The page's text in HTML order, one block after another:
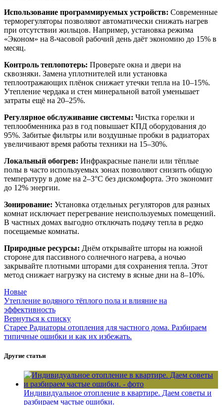
Использование программируемых устройств: Современные
терморегуляторы позволяют автоматически снижать нагрев
при отсутствии жильцов. Например, установка режима
«Эконом» на 8-часовой рабочий день даёт экономию до 15% в
месяц.
Контроль теплопотерь: Проверьте окна и двери на
сквозняки. Замена уплотнителей или установка
теплоотражающих плёнок снижает утечки тепла на 10–15%.
Утепление чердака и стен минеральной ватой уменьшает
затраты ещё на 20–25%.
Регулярное обслуживание системы: Чистка горелки и
теплообменника раз в год повышает КПД оборудования до
95%. Забитые фильтры или воздушные пробки в радиаторах
увеличивают время работы техники на 15–30%.
Локальный обогрев: Инфракрасные панели или тёплые
полы в часто используемых зонах позволяют снизить общую
температуру в доме на 2–3°C без дискомфорта. Это экономит
до 12% энергии.
Зонирование: Установка отдельных регуляторов для разных
комнат исключает перегревание неиспользуемых помещений.
В частных домах выгодно отключать подачу тепла в редко
посещаемые комнаты.
Природные ресурсы: Днём открывайте шторы на южной
стороне для пассивного солнечного нагрева, а ночью
закрывайте плотными шторами для сохранения тепла. Этот
метод снижает нагрузку на систему в ясные дни на 8–10%.
Новые
Утепление водяного тёплого пола и влияние на
эффективность
Вернуться к списку
Старее Радиаторы отопления для частного дома. Разбираем
типичные ошибки и как их избежать.
Другие статьи
Индивидуальное отопление в квартире. Даем советы и
разбираем частые ошибки.